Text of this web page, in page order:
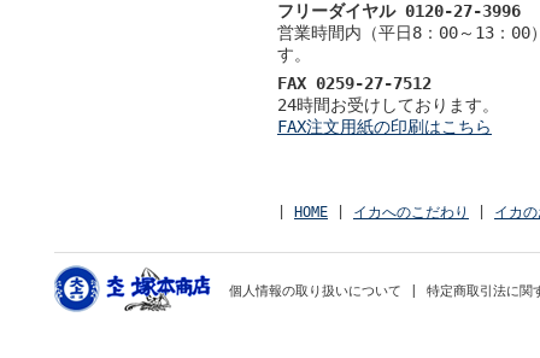
フリーダイヤル 0120-27-3996
営業時間内（平日8：00～13：00
す。
FAX 0259-27-7512
24時間お受けしております。
FAX注文用紙の印刷はこちら
HOME イカへのこだわり イカ
個人情報の取り扱いについて 特定商取引法に関